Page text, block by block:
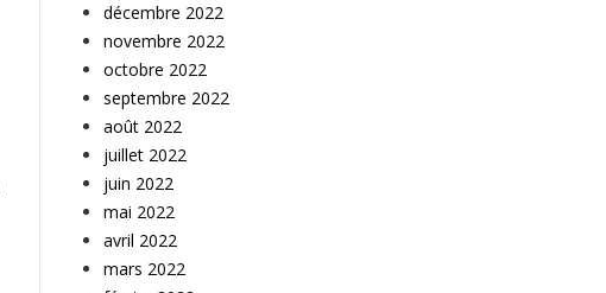
décembre 2022
novembre 2022
octobre 2022
septembre 2022
août 2022
juillet 2022
juin 2022
mai 2022
avril 2022
mars 2022